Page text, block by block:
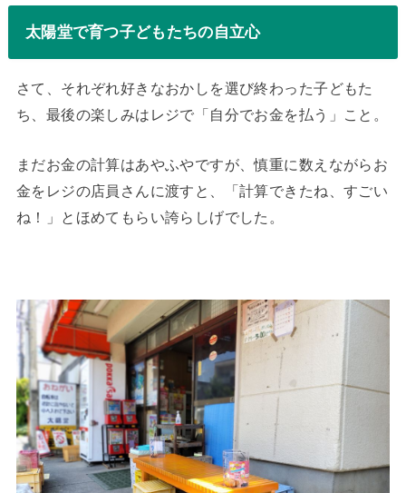
太陽堂で育つ子どもたちの自立心
さて、それぞれ好きなおかしを選び終わった子どもた
ち、最後の楽しみはレジで「自分でお金を払う」こと。
まだお金の計算はあやふやですが、慎重に数えながらお
金をレジの店員さんに渡すと、「計算できたね、すごい
ね！」とほめてもらい誇らしげでした。